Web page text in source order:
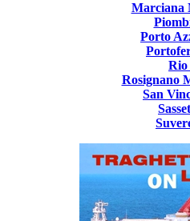
Marciana
Porto
Rio
Rosignano
San